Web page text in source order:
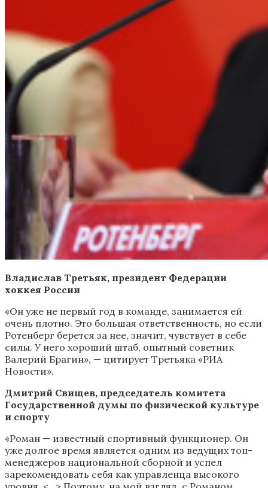
Владислав Третьяк, президент Федерации
хоккея России
«Он уже не первый год в команде, занимается ей
очень плотно. Это большая ответственность, но если
Ротенберг берется за нее, значит, чувствует в себе
силы. У него хороший штаб, опытный советник
Валерий Брагин», — цитирует Третьяка «РИА
Новости».
Дмитрий Свищев, председатель комитета
Государственной думы по физической культуре
и спорту
«Роман — известный спортивный функционер. Он
уже долгое время является одним из ведущих топ-
менеджеров национальной сборной и успел
зарекомендовать себя как управленца высокого